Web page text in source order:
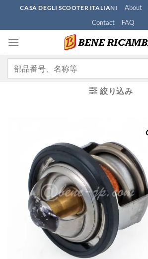
content
CASA DEGLI SCOOTER ITALIANI About
Contact
FAQ
絞り込み